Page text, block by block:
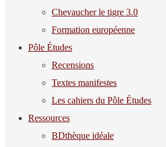
Chevaucher le tigre 3.0
Formation européenne
Pôle Études
Recensions
Textes manifestes
Les cahiers du Pôle Études
Ressources
BDthèque idéale